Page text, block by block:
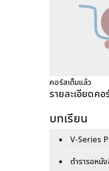
คอร์สเต็มแล้ว
รายละเอียดคอ
บทเรียน
V-Series
ตำรารอหนั